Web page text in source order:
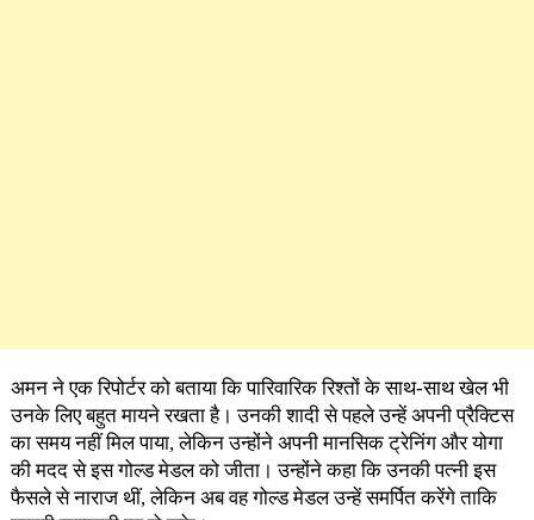
अमन ने एक रिपोर्टर को बताया कि पारिवारिक रिश्तों के साथ-साथ खेल भी
उनके लिए बहुत मायने रखता है। उनकी शादी से पहले उन्हें अपनी प्रैक्टिस
का समय नहीं मिल पाया, लेकिन उन्होंने अपनी मानसिक ट्रेनिंग और योगा
की मदद से इस गोल्ड मेडल को जीता। उन्होंने कहा कि उनकी पत्नी इस
फैसले से नाराज थीं, लेकिन अब वह गोल्ड मेडल उन्हें समर्पित करेंगे ताकि